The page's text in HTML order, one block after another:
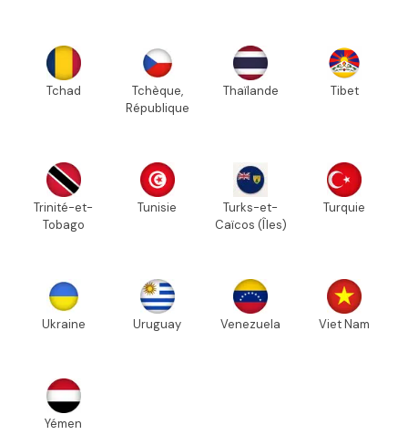
Tchad
Tchèque,
République
Thaïlande Tibet
Trinité-et-
Tobago
Tunisie
Turks-et-
Caïcos (Îles)
Turquie
Ukraine Uruguay Venezuela Viet Nam
Yémen